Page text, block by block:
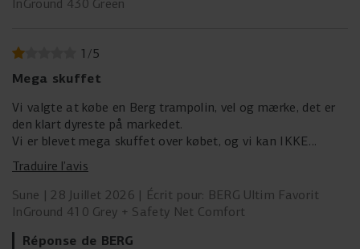
InGround 430 Green
1 /5
Mega skuffet
Vi valgte at købe en Berg trampolin, vel og mærke, det er
den klart dyreste på markedet.
Vi er blevet mega skuffet over købet, og vi kan IKKE
Hver eneste gang det regner samler der sig mega meget
vand i duen, og som løber ned på trampolinen.
Det tager så lang tid at få det fjernet…
Traduire l’avis
Sune
28 Juillet 2026
Écrit pour: BERG Ultim Favorit
InGround 410 Grey + Safety Net Comfort
Réponse de BERG